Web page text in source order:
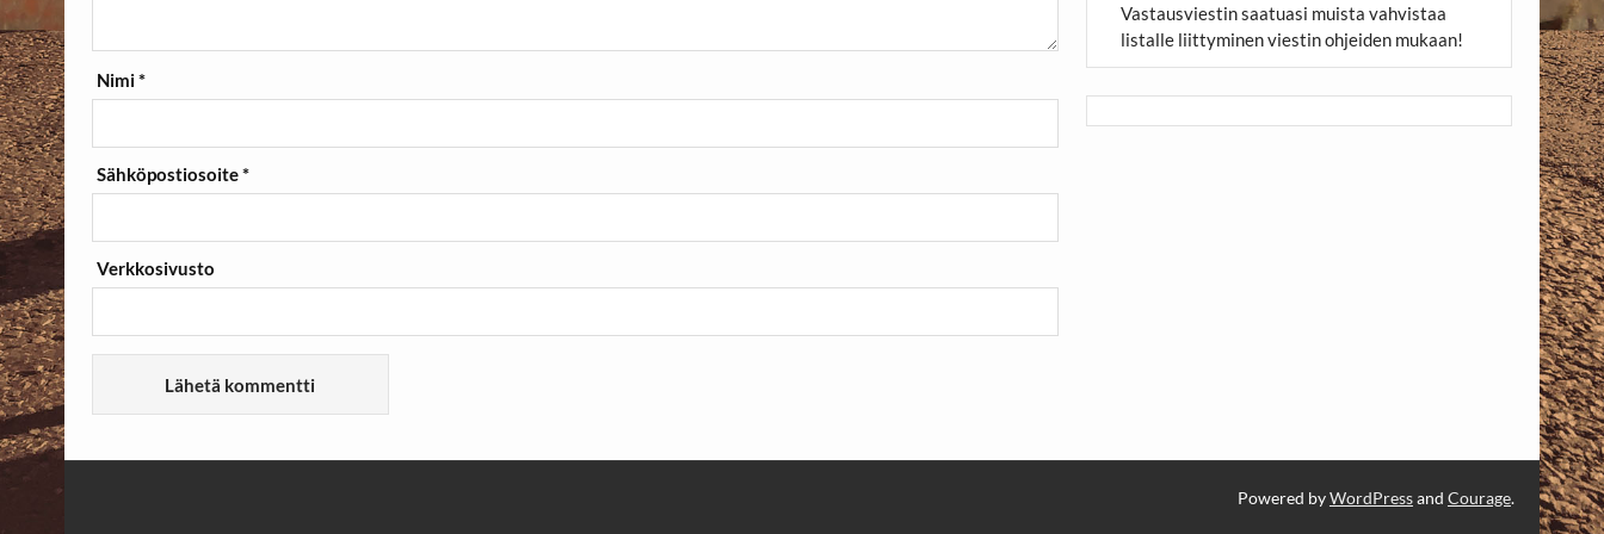
Nimi*
Sähköpostiosoite*
Verkkosivusto
Vastausviestin saatuasi muista vahvistaa
listalle liittyminen viestin ohjeiden mukaan!
Powered byWordPressand Courage.